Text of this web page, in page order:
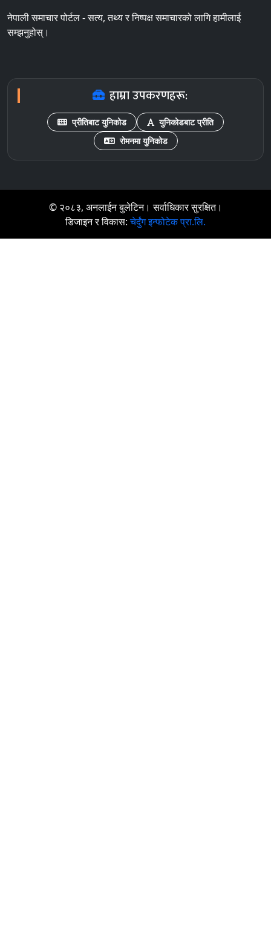
नेपाली समाचार पोर्टल - सत्य, तथ्य र निष्पक्ष समाचारको लागि हामीलाई
सम्झनुहोस्।
हाम्रा उपकरणहरू:
प्रीतिबाट युनिकोड
युनिकोडबाट प्रीति
रोमनमा युनिकोड
© २०८३, अनलाईन बुलेटिन। सर्वाधिकार सुरक्षित।
डिजाइन र विकास:चेर्दुंग इन्फोटेक प्रा.लि.